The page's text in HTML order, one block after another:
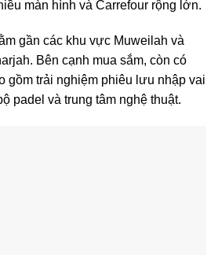
màn hình và Carrefour rộng lớn.
gần các khu vực Muweilah và
Bên cạnh mua sắm, còn có
gồm trải nghiệm phiêu lưu nhập vai
padel và trung tâm nghệ thuật.